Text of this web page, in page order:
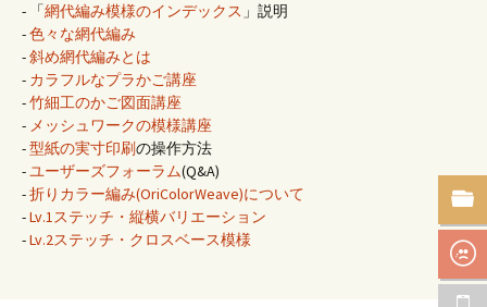
- 「網代編み模様のインデックス 」説明
-色々な網代編み
-斜め網代編みとは
- カラフルなプラかご講座
-竹細工のかご図面講座
- メッシュワークの模様講座
-型紙の実寸印刷の操作方法
-ユーザーズフォーラム(Q&A)
-折りカラー編み(OriColorWeave)について
-Lv.1ステッチ・縦横バリエーション
-Lv.2ステッチ・クロスベース模様